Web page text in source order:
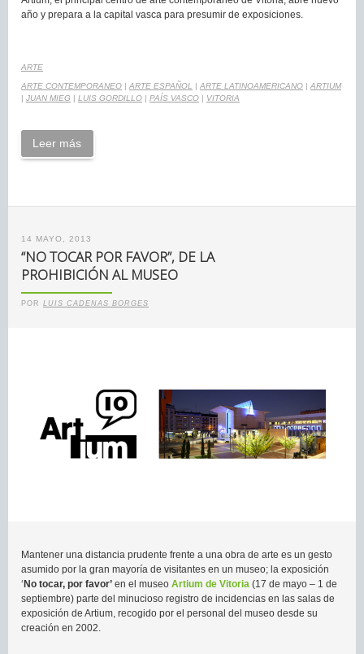
año y prepara a la capital vasca para presumir de exposiciones.
ARTE
ARTE CONTEMPORANEO | ARTE ESPAÑOL | ARTE LATINOAMERICANO | ARTIUM
| JUAN MIEG | LUIS GORDILLO | PAÍS VASCO | VITORIA
Leer más
14 MAYO, 2013
“NO TOCAR POR FAVOR”, DE LA
PROHIBICIÓN AL MUSEO
POR LUIS CADENAS BORGES
Mantener una distancia prudente frente a una obra de arte es un gesto
asumido por la gran mayoría de visitantes en un museo; la exposición
‘ No tocar, por favor’ en el museo Artium de Vitoria (17 de mayo – 1 de
septiembre) parte del minucioso registro de incidencias en las salas de
exposición de Artium, recogido por el personal del museo desde su
creación en 2002.